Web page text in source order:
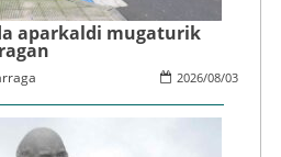
aparkaldi mugaturik
2026/08/03